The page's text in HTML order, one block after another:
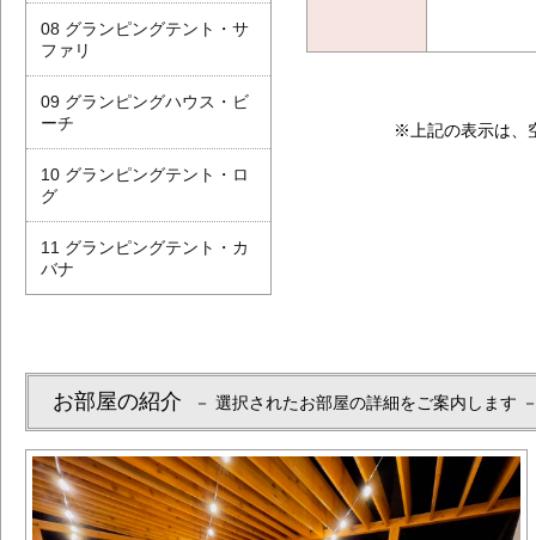
08 グランピングテント・サ
ファリ
09 グランピングハウス・ビ
ーチ
10 グランピングテント・ロ
グ
11 グランピングテント・カ
バナ
※上記の表示は、
お部屋の紹介 － 選択されたお部屋の詳細をご案内します